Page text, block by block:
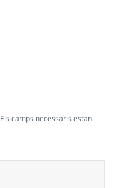
Els camps necessaris estan